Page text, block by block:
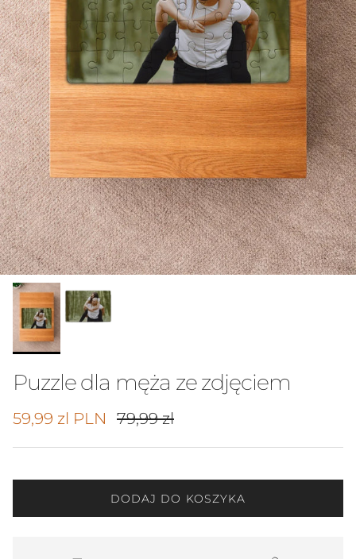
Puzzle dla męża ze zdjęciem
Cena promocyjna
59,99 zl PLN Cena regularna
79,99 zl
DODAJ DO KOSZYKA